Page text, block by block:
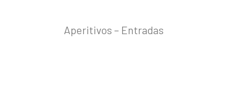
Aperitivos – Entradas